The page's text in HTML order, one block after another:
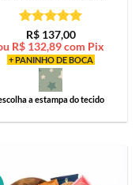
Avaliação5
de 5
R$137,00
R$ 132,89com Pix
+ PANINHO DE BOCA
a estampa do tecido